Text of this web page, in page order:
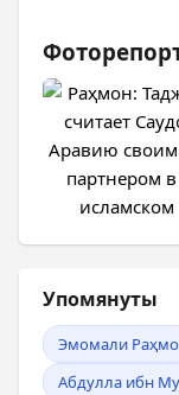
Упомянуты
Эмомали
Абдулла ибн